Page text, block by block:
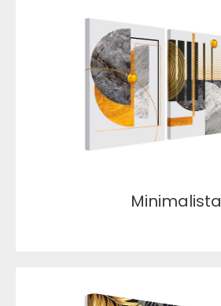
Minimalista